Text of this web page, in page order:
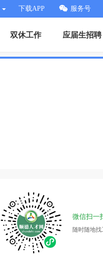
下载APP 服务号
双休工作 应届生招聘
微信扫一
随时随地找